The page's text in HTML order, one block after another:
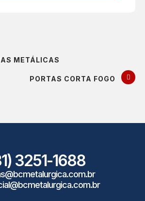
METÁLICAS
PORTAS CORTA FOGO
3251-1688